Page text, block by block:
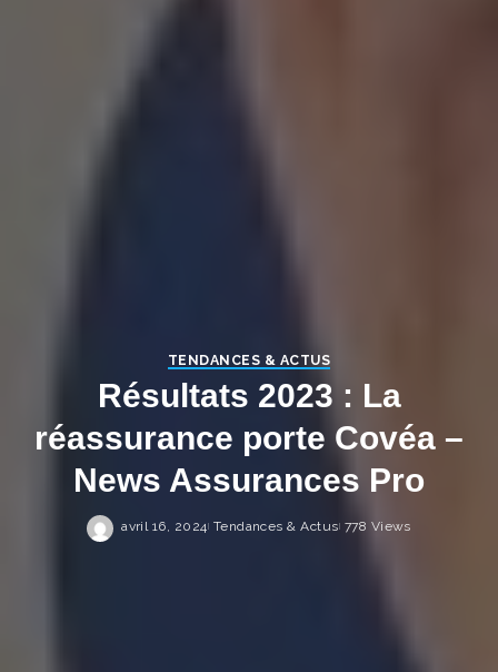
TENDANCES & ACTUS
Résultats 2023 : La
réassurance porte Covéa –
News Assurances Pro
avril 16, 2024 Tendances & Actus 778 Views